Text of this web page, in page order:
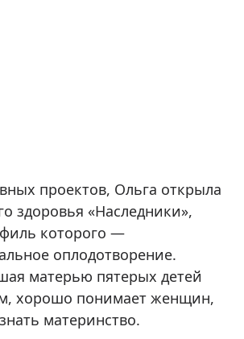
проектов, Ольга открыла
здоровья «Наследники»,
которого —
оплодотворение.
матерью пятерых детей
хорошо понимает женщин,
материнство.